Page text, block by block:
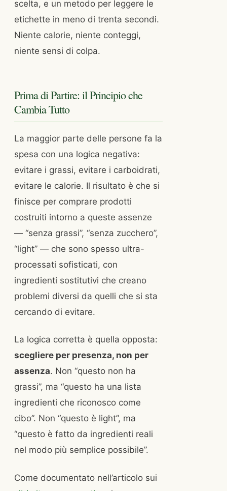
scelta, e un metodo per leggere le
etichette in meno di trenta secondi.
Niente calorie, niente conteggi,
niente sensi di colpa.
Prima di Partire: il Principio che
Cambia Tutto
La maggior parte delle persone fa la
spesa con una logica negativa:
evitare i grassi, evitare i carboidrati,
evitare le calorie. Il risultato è che si
finisce per comprare prodotti
costruiti intorno a queste assenze
— “senza grassi”, “senza zucchero”,
“light” — che sono spesso ultra-
processati sofisticati, con
ingredienti sostitutivi che creano
problemi diversi da quelli che si sta
cercando di evitare.
La logica corretta è quella opposta:
scegliere per presenza, non per
assenza. Non “questo non ha
grassi”, ma “questo ha una lista
ingredienti che riconosco come
cibo”. Non “questo è light”, ma
“questo è fatto da ingredienti reali
nel modo più semplice possibile”.
Come documentato nell’articolo sui